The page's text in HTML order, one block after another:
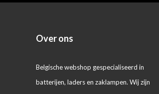
Over ons
Belgische webshop gespecialiseerd in
batterijen, laders en zaklampen. Wij zijn